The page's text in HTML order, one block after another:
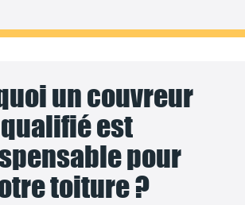
un couvreur
qualifié est
pour
toiture ?